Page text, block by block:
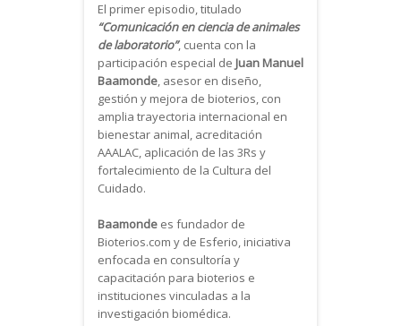
El primer episodio, titulado
“Comunicación en ciencia de animales
de laboratorio”, cuenta con la
participación especial de Juan Manuel
Baamonde, asesor en diseño,
gestión y mejora de bioterios, con
amplia trayectoria internacional en
bienestar animal, acreditación
AAALAC, aplicación de las 3Rs y
fortalecimiento de la Cultura del
Cuidado.
Baamonde es fundador de
Bioterios.com y de Esferio, iniciativa
enfocada en consultoría y
capacitación para bioterios e
instituciones vinculadas a la
investigación biomédica.